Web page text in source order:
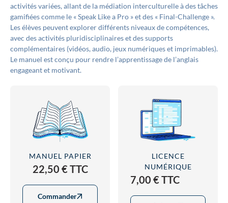
activités variées, allant de la médiation interculturelle à des tâches
gamifiées comme le « Speak Like a Pro » et des « Final-Challenge ».
Les élèves peuvent explorer différents niveaux de compétences,
avec des activités pluridisciplinaires et des supports
complémentaires (vidéos, audio, jeux numériques et imprimables).
Le manuel est conçu pour rendre l’apprentissage de l’anglais
engageant et motivant.
MANUEL PAPIER
22,50 € TTC
Commander
LICENCE
NUMÉRIQUE
7,00 € TTC